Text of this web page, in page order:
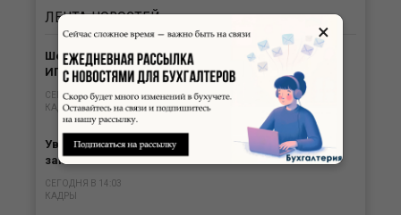
ЛЕНТАНОВОСТЕЙ
Шесть категорий граждан дают право компании и
ИП на субсидии за трудоустройство
СЕГОДНЯ В 14:22
КАДРЫ
Увольнение за подложный диплом при переводе
законно
СЕГОДНЯ В 14:03
КАДРЫ
×